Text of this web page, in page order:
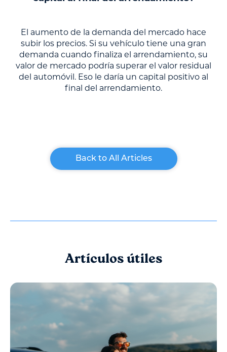
El aumento de la demanda del mercado hace
subir los precios. Si su vehículo tiene una gran
demanda cuando finaliza el arrendamiento, su
valor de mercado podría superar el valor residual
del automóvil. Eso le daría un capital positivo al
final del arrendamiento.
Back to All Articles
Artículos útiles